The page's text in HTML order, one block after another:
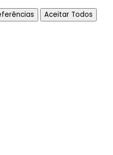
Aceitar Todos